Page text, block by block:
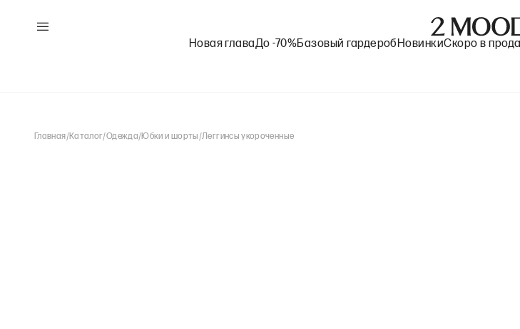
Новая главаДо -70%Базовый гардероб НовинкиСкоро в
Главная/Каталог/Одежда/Юбки и шорты /Леггинсы укороченные